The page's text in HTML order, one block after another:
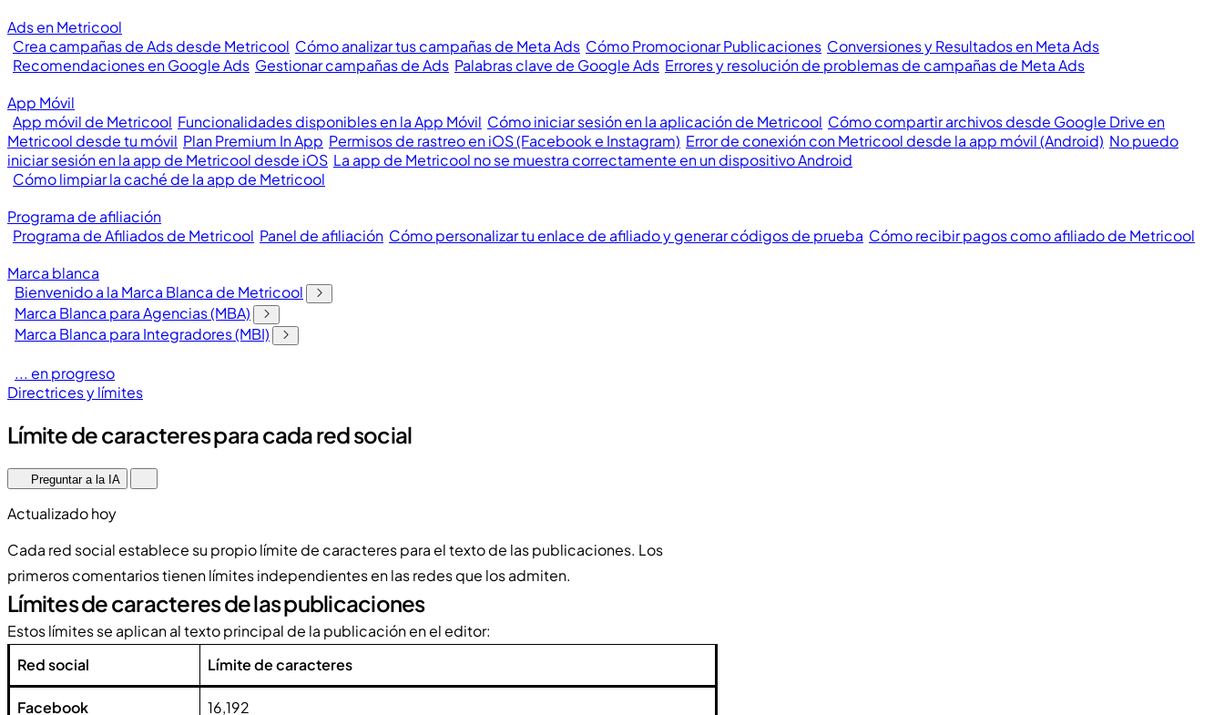
Ads en Metricool
Crea campañas de Ads desde Metricool Cómo analizar tus campañas de Meta Ads Cómo Promocionar Publicaciones Conversiones y Resultados en Meta Ads
Recomendaciones en Google Ads Gestionar campañas de Ads Palabras clave de Google Ads Errores y resolución de problemas de campañas de Meta Ads
App Móvil
App móvil de Metricool Funcionalidades disponibles en la App Móvil Cómo iniciar sesión en la aplicación de Metricool Cómo compartir archivos desde Google Drive en
Metricool desde tu móvil Plan Premium In App Permisos de rastreo en iOS (Facebook e Instagram) Error de conexión con Metricool desde la app móvil (Android) No puedo
iniciar sesión en la app de Metricool desde iOS La app de Metricool no se muestra correctamente en un dispositivo Android
Cómo limpiar la caché de la app de Metricool
Programa de afiliación
Programa de Afiliados de Metricool Panel de afiliación Cómo personalizar tu enlace de afiliado y generar códigos de prueba Cómo recibir pagos como afiliado de Metricool
Marca blanca
Bienvenido a la Marca Blanca de Metricool
Marca Blanca para Agencias (MBA)
Marca Blanca para Integradores (MBI)
... en progreso
Directrices y límites
Límite de caracteres para cada red social
Preguntar a la IA
Actualizado hoy
Cada red social establece su propio límite de caracteres para el texto de las publicaciones. Los
primeros comentarios tienen límites independientes en las redes que los admiten.
Límites de caracteres de las publicaciones
Estos límites se aplican al texto principal de la publicación en el editor:
Red social
Límite de caracteres
Facebook 16,192